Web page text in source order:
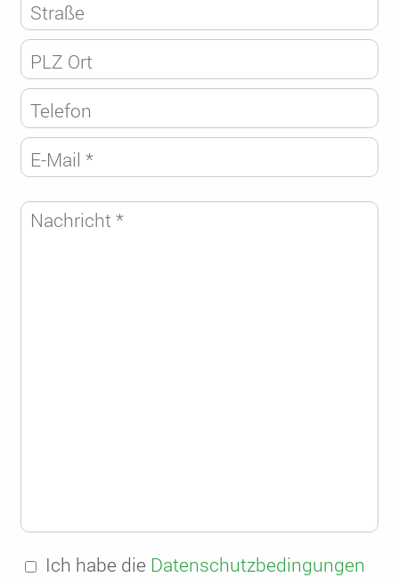
Ich habe die Datenschutzbedingungen